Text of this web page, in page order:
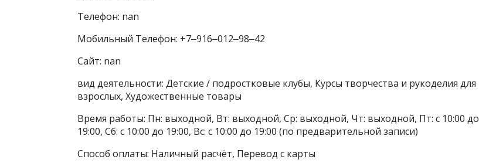
Телефон: nan
Мобильный Телефон: +7‒916‒012‒98‒42
Сайт: nan
вид деятельности: Детские / подростковые клубы, Курсы творчества и рукоделия для
взрослых, Художественные товары
Время работы: Пн: выходной, Вт: выходной, Ср: выходной, Чт: выходной, Пт: с 10:00 до
19:00, Сб: с 10:00 до 19:00, Вс: с 10:00 до 19:00 (по предварительной записи)
Способ оплаты: Наличный расчёт, Перевод с карты